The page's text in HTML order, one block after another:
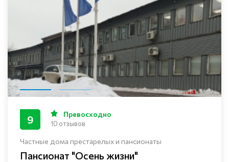
Частные дома престарелых и пансионаты
Пансионат "Осень жизни"
9 Превосходно
10 отзывов